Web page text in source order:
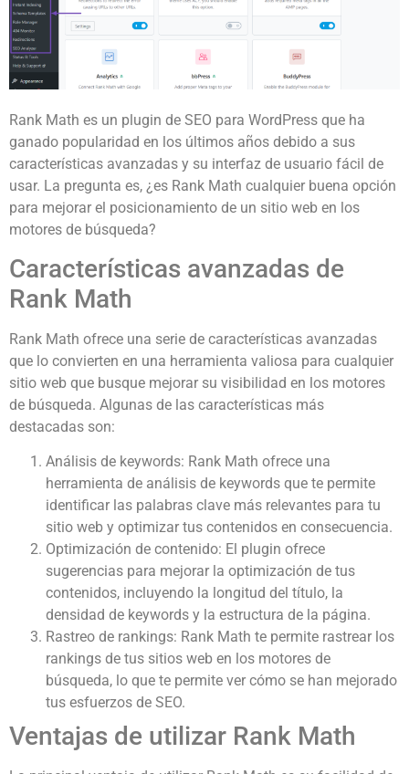
Rank Math es un plugin de SEO para WordPress que ha
ganado popularidad en los últimos años debido a sus
características avanzadas y su interfaz de usuario fácil de
usar. La pregunta es, ¿es Rank Math cualquier buena opción
para mejorar el posicionamiento de un sitio web en los
motores de búsqueda?
Características avanzadas de
Rank Math
Rank Math ofrece una serie de características avanzadas
que lo convierten en una herramienta valiosa para cualquier
sitio web que busque mejorar su visibilidad en los motores
de búsqueda. Algunas de las características más
destacadas son:
Análisis de keywords: Rank Math ofrece una
herramienta de análisis de keywords que te permite
identificar las palabras clave más relevantes para tu
sitio web y optimizar tus contenidos en consecuencia.
Optimización de contenido: El plugin ofrece
sugerencias para mejorar la optimización de tus
contenidos, incluyendo la longitud del título, la
densidad de keywords y la estructura de la página.
Rastreo de rankings: Rank Math te permite rastrear los
rankings de tus sitios web en los motores de
búsqueda, lo que te permite ver cómo se han mejorado
tus esfuerzos de SEO.
Ventajas de utilizar Rank Math